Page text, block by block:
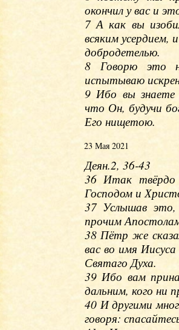
окончил у вас и
7 А как вы
всяким усердием,
добродетелью.
8 Говорю это
испытываю
9 Ибо вы знаете
что Он, будучи
Его нищетою.
23 Мая 2021
Деян.2, 36-43
36 Итак твёрдо
Господом и
37 Услышав это,
прочим
38 Пётр же
вас во имя
Святаго Духа.
39 Ибо вам
дальним, кого ни
40 И другими
говоря: